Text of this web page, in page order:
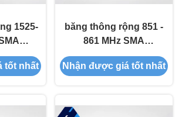
1525-
50W JT-
SMA
tốt nhất
băng thông rộng 851 -
861 MHz SMA
Bandpass Filter JT-
DUP-856/811-SMA
Nhận được giá tốt nhất